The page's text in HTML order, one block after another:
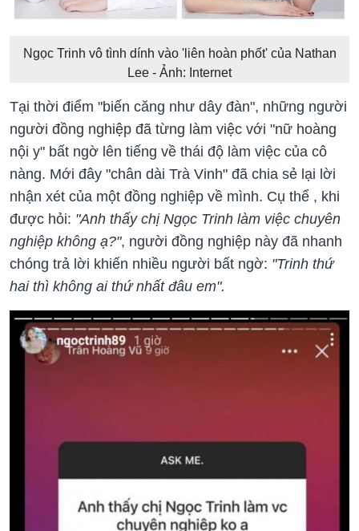
Ngọc Trinh vô tình dính vào 'liên hoàn phốt' của Nathan
Lee - Ảnh: Internet
Tại thời điểm "biến căng như dây đàn", những người
người đồng nghiệp đã từng làm việc với "nữ hoàng
nội y" bất ngờ lên tiếng về thái độ làm việc của cô
nàng. Mới đây "chân dài Trà Vinh" đã chia sẻ lại lời
nhận xét của một đồng nghiệp về mình. Cụ thể , khi
được hỏi: "Anh thấy chị Ngọc Trinh làm việc chuyên
nghiệp không ạ?", người đồng nghiệp này đã nhanh
chóng trả lời khiến nhiều người bất ngờ: "Trinh thứ
hai thì không ai thứ nhất đâu em".